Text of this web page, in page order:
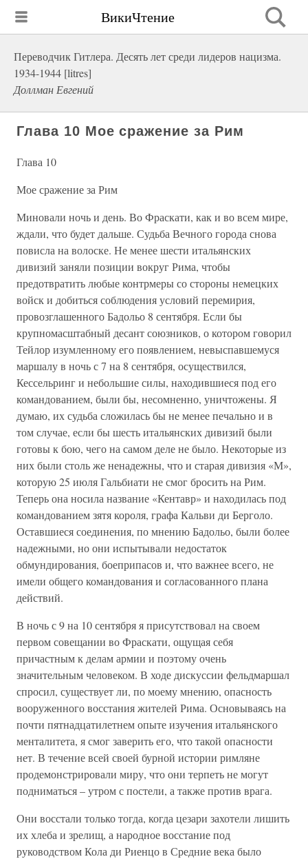
ВикиЧтение
Переводчик Гитлера. Десять лет среди лидеров нацизма.
1934-1944 [litres]
Доллман Евгений
Глава 10 Мое сражение за Рим
Глава 10
Мое сражение за Рим
Миновали ночь и день. Во Фраскати, как и во всем мире,
ждали, что будет дальше. Судьба Вечного города снова
повисла на волоске. Не менее шести итальянских
дивизий заняли позиции вокруг Рима, чтобы
предотвратить любые контрмеры со стороны немецких
войск и добиться соблюдения условий перемирия,
провозглашенного Бадольо 8 сентября. Если бы
крупномасштабный десант союзников, о котором говорил
Тейлор изумленному его появлением, невыспавшемуся
маршалу в ночь с 7 на 8 сентября, осуществился,
Кессельринг и небольшие силы, находившиеся под его
командованием, были бы, несомненно, уничтожены. Я
думаю, их судьба сложилась бы не менее печально и в
том случае, если бы шесть итальянских дивизий были
готовы к бою, чего на самом деле не было. Некоторые из
них были столь же ненадежны, что и старая дивизия «М»,
которую 25 июля Гальбиати не смог бросить на Рим.
Теперь она носила название «Кентавр» и находилась под
командованием зятя короля, графа Кальви ди Берголо.
Оставшиеся соединения, по мнению Бадольо, были более
надежными, но они испытывали недостаток
обмундирования, боеприпасов и, что важнее всего, не
имели общего командования и согласованного плана
действий.
В ночь с 9 на 10 сентября я присутствовал на своем
первом совещании во Фраскати, ощущая себя
причастным к делам армии и поэтому очень
значительным человеком. В ходе дискуссии фельдмаршал
спросил, существует ли, по моему мнению, опасность
вооруженного восстания жителей Рима. Основываясь на
почти пятнадцатилетнем опыте изучения итальянского
менталитета, я смог заверить его, что такой опасности
нет. В течение всей своей бурной истории римляне
продемонстрировали миру, что они терпеть не могут
подниматься – утром с постели, а также против врага.
Они восстали только тогда, когда цезари захотели лишить
их хлеба и зрелищ, а народное восстание под
руководством Кола ди Риенцо в Средние века было